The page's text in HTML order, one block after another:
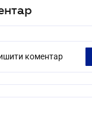
коментар